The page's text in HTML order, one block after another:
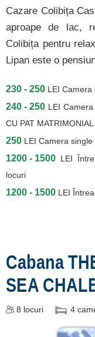
Cazare Colibița
aproape de lac,
Colibița pentru
Lipan este o
230 - 250 LEI Camera
240 - 250 LEI
CU PAT
250 LEI Camera single
1200 - 1500 LEI
locuri
1200 - 1500 LEI
Cabana
SEA
8 locuri 4